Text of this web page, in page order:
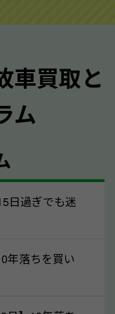
となります。
ります。
車買取と
ム
日過ぎでも迷
年落ちを買い